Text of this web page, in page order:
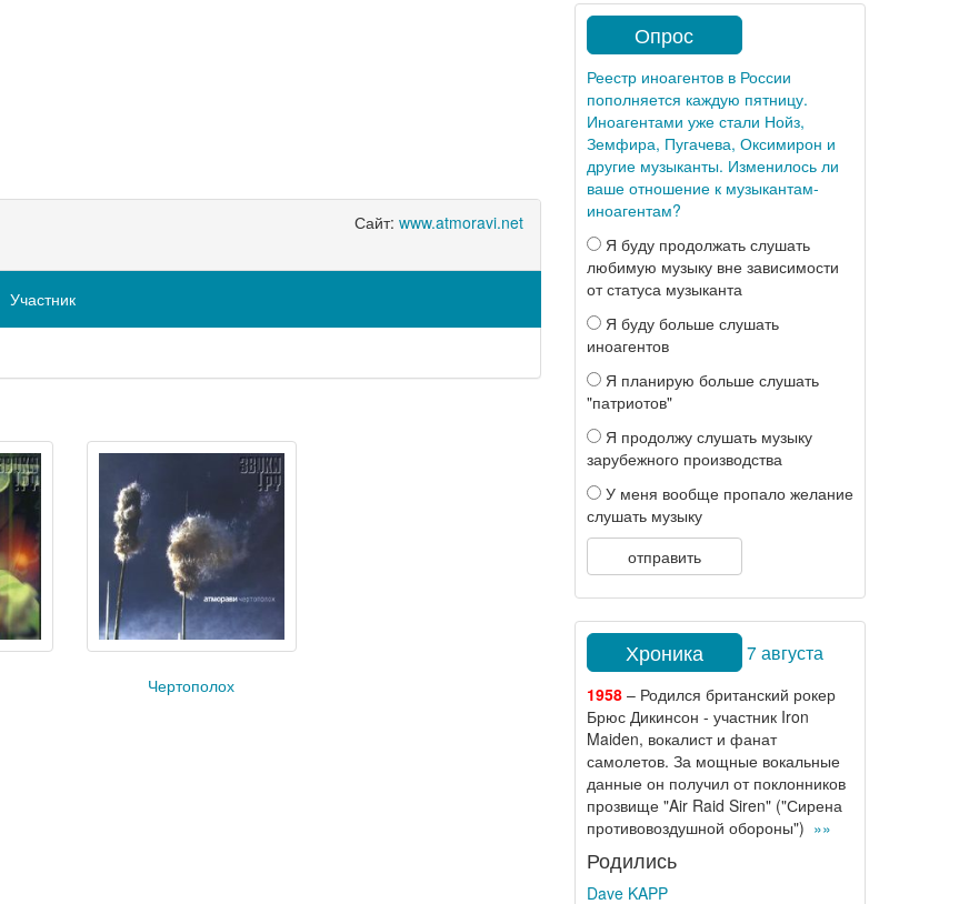
Сайт: www.atmoravi.net
Участник
Чертополох
Опрос
Реестр иноагентов в России
пополняется каждую пятницу.
Иноагентами уже стали Нойз,
Земфира, Пугачева, Оксимирон и
другие музыканты. Изменилось ли
ваше отношение к музыкантам-
иноагентам?
Я буду продолжать слушать
любимую музыку вне зависимости
от статуса музыканта
Я буду больше слушать
иноагентов
Я планирую больше слушать
"патриотов"
Я продолжу слушать музыку
зарубежного производства
У меня вообще пропало желание
слушать музыку
отправить
Хроника 7 августа
1958– Родился британский рокер
Брюс Дикинсон - участник Iron
Maiden, вокалист и фанат
самолетов. За мощные вокальные
данные он получил от поклонников
прозвище "Air Raid Siren" ("Сирена
противовоздушной обороны") »»
Родились
Dave KAPP